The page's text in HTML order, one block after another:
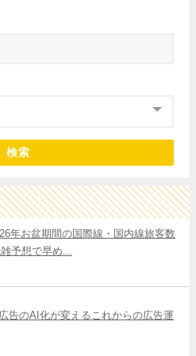
検索
年お盆期間の国際線・国内線旅客数
予想で早め...
告のAI化が変えるこれからの広告運